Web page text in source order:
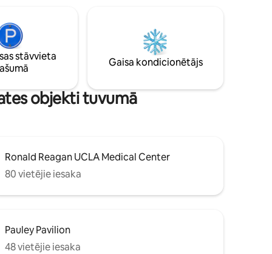
brauciena attālumā līdz pludmalei.
Pievienots galvenajai rezidencei, bet
pilnīgi atsevišķs, bez kopīgām sienām.
stāvvieta
Gaisa kondicionētājs
objekti tuvumā
Ronald Reagan UCLA Medical Center
80 vietējie iesaka
Pauley Pavilion
48 vietējie iesaka